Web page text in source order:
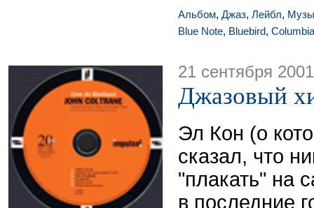
Альбом, Джаз, Лейбл,
Blue Note, Bluebird, Columbia
21 сентября 2001
Джазовый
Эл Кон (о
сказал, что
"плакать" на
в последние